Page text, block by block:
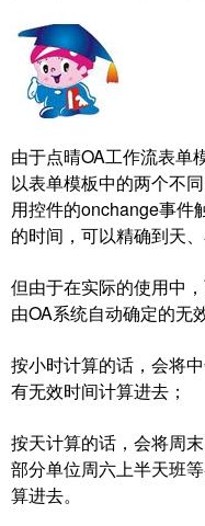
由于点晴OA工作流表单
以表单模板中的两个不
用控件的onchange事件
的时间，可以精确到天、
但由于在实际的使用中
由OA系统自动确定的无
按小时计算的话，会将
有无效时间计算进去；
按天计算的话，会将周
部分单位周六上半天班
算进去。